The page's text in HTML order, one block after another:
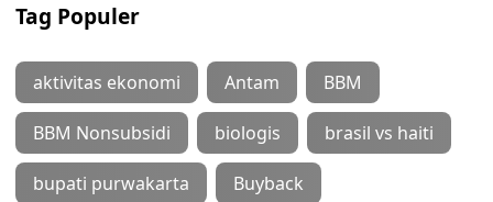
Tag Populer
aktivitas ekonomi Antam BBM
BBM Nonsubsidi biologis brasil vs haiti
bupati purwakarta Buyback